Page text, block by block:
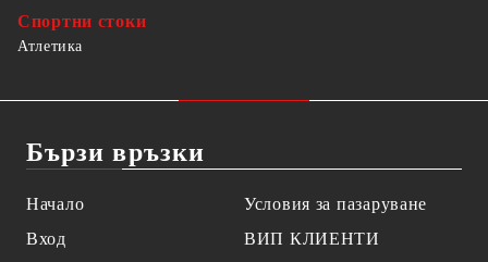
Спортни стоки
Атлетика
Бързи връзки
Начало
Вход
Условия за пазаруване
ВИП КЛИЕНТИ